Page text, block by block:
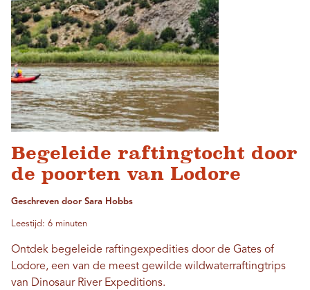
Begeleide raftingtocht door
de poorten van Lodore
Geschreven door Sara Hobbs
Leestijd: 6 minuten
Ontdek begeleide raftingexpedities door de Gates of
Lodore, een van de meest gewilde wildwaterraftingtrips
van Dinosaur River Expeditions.